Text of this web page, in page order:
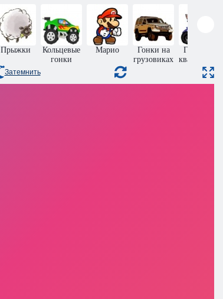
Гонщик на
треке
Полицейский
дрифт Побег
Прыжки
Кольцевые
гонки
Марио
Гонки на
грузовиках
Гонки на
Затемнить